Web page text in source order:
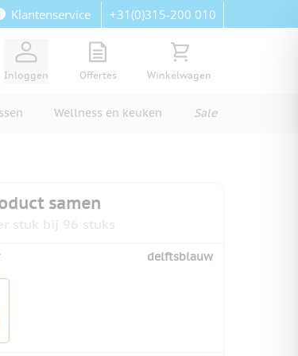
Klantenservice +31(0)315-200 010
Inloggen
View quote, Quote is empty
Offertes
Bekijk winkelwagen,
Winkelwagen
Wellness en keuken Sale
samen
stuk bij 96 stuks
delftsblauw